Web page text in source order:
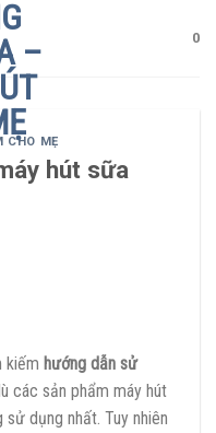
0
CHO MẸ
hút sữa
kiếm hướng dẫn sử
các sản phẩm máy hút
dụng nhất. Tuy nhiên